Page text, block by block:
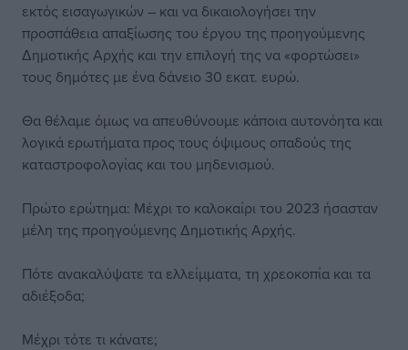
εκτός εισαγωγικών – και να δικαιολογήσει την
προσπάθεια απαξίωσης του έργου της προηγούμενης
Δημοτικής Αρχής και την επιλογή της να «φορτώσει»
τους δημότες με ένα δάνειο 30 εκατ. ευρώ.
Θα θέλαμε όμως να απευθύνουμε κάποια αυτονόητα και
λογικά ερωτήματα προς τους όψιμους οπαδούς της
καταστροφολογίας και του μηδενισμού.
Πρώτο ερώτημα: Μέχρι το καλοκαίρι του 2023 ήσασταν
μέλη της προηγούμενης Δημοτικής Αρχής.
Πότε ανακαλύψατε τα ελλείμματα, τη χρεοκοπία και τα
αδιέξοδα;
Μέχρι τότε τι κάνατε;